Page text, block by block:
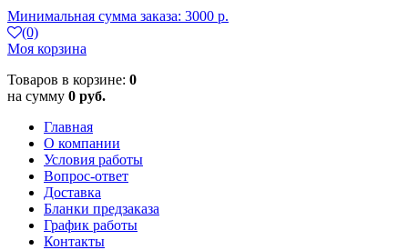
Минимальная сумма заказа: 3000 р.
(0)
Моя корзина
Товаров в корзине: 0
на сумму 0 руб.
Главная
О компании
Условия работы
Вопрос-ответ
Доставка
Бланки предзаказа
График работы
Контакты